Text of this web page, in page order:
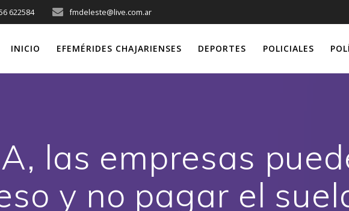
622584 fmdeleste@live.com.ar
INICIO EFEMÉRIDES CHAJARIENSES DEPORTES POLICIALES
las empresas
y no pagar el